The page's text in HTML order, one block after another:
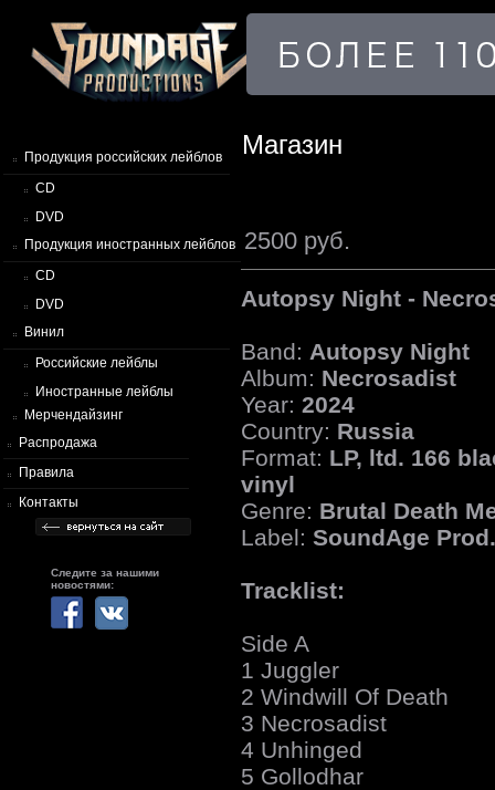
Продукция российских лейблов
CD
DVD
Продукция иностранных лейблов
CD
DVD
Винил
Российские лейблы
Иностранные лейблы
Мерчендайзинг
Распродажа
Правила
Контакты
Следите за нашими
новостями:
Магазин
2500 руб.
Autopsy Night -
Band: Autopsy Night
Album: Necrosadist
Year: 2024
Country: Russia
Format: LP, ltd. 166
vinyl
Genre: Brutal Death
Label: SoundAge Prod.
Tracklist:
Side A
1 Juggler
2 Windwill Of Death
3 Necrosadist
4 Unhinged
5 Gollodhar